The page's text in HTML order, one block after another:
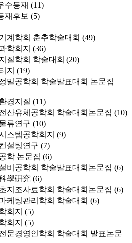
수등재 (11)
재후보 (5)
계학회 춘추학술대회 (49)
학회지 (36)
질학회 학술대회 (20)
지 (19)
밀공학회 학술발표대회 논문집
경지질 (11)
산유체공학회 학술대회논문집 (10)
류연구 (10)
스템공학회지 (9)
설팅연구 (7)
학 논문집 (6)
비공학회 학술발표대회논문집 (6)
學硏究 (6)
지조사료학회 학술대회논문집 (6)
케팅관리학회 학술대회 (6)
회지 (5)
회지 (5)
문경영인학회 학술대회 발표논문